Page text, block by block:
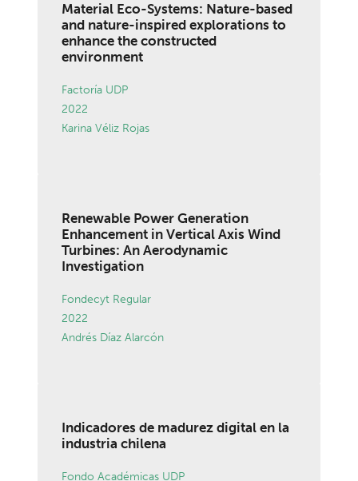
Material Eco-Systems: Nature-based
and nature-inspired explorations to
enhance the constructed
environment
Factoría UDP
2022
Karina Véliz Rojas
Renewable Power Generation
Enhancement in Vertical Axis Wind
Turbines: An Aerodynamic
Investigation
Fondecyt Regular
2022
Andrés Díaz Alarcón
Indicadores de madurez digital en la
industria chilena
Fondo Académicas UDP